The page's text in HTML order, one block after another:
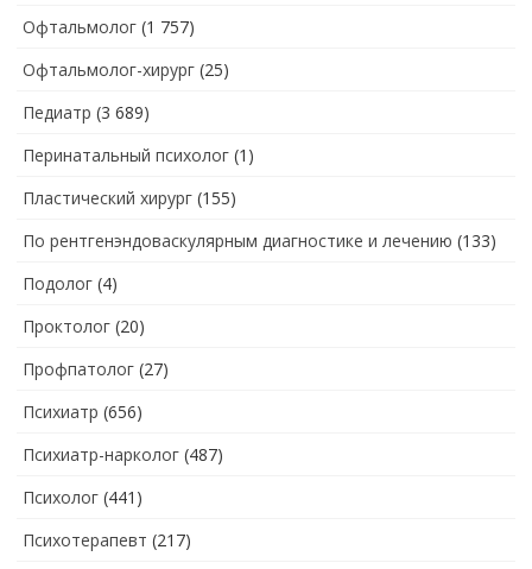
Офтальмолог (1 757)
Офтальмолог-хирург (25)
Педиатр (3 689)
Перинатальный психолог (1)
Пластический хирург (155)
По рентгенэндоваскулярным диагностике и лечению (133)
Подолог (4)
Проктолог (20)
Профпатолог (27)
Психиатр (656)
Психиатр-нарколог (487)
Психолог (441)
Психотерапевт (217)